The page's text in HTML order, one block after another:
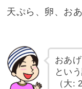
天ぷら、卵、お
おあ
とい
（大: